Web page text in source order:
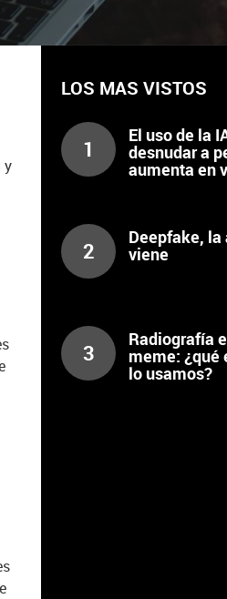
y
LOS MAS VISTOS
1
El uso de la
desnudar a
aumenta en
2
Deepfake, la
viene
3
Radiografía
meme: ¿qué
lo usamos?